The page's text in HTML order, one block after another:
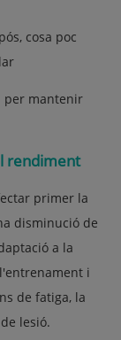
cosa poc
per mantenir
rendiment
primer la
disminució de
a la
i
de fatiga, la
lesió.